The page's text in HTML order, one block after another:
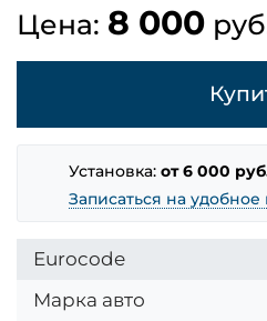
Цена: 8 000
Установка:от 6 000
Записаться на
Eurocode
Марка авто